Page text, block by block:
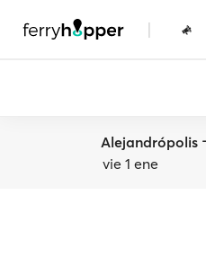
|
Alejandrópolis
vie 1 ene